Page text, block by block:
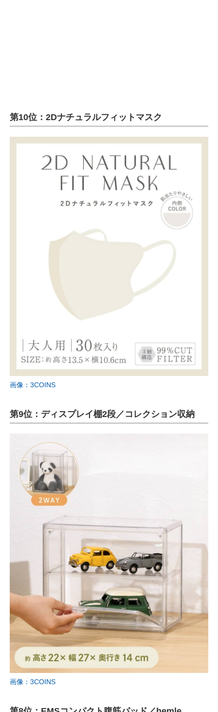
第10位：2Dナチュラルフィットマスク
画像：3COINS
第9位：ディスプレイ棚2段／コレクション収納
画像：3COINS